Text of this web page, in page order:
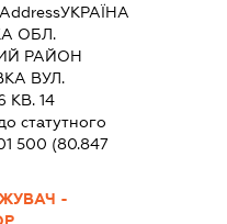
УКРАЇНА
ОБЛ.
РАЙОН
ВУЛ.
КВ. 14
статутного
500 (80.847
-